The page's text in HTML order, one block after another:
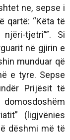
ne, sepse i
qartë: “Këta të
tjetri””. Si
në gjirin e
munduar që
e tyre. Sepse
Prijësit të
domosdoshëm
(ligjvënies
dëshmi më të